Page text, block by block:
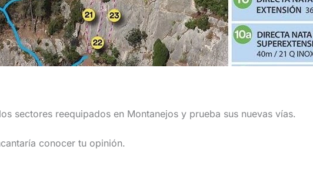
sectores reequipados en Montanejos y prueba sus nuevas vías.
conocer tu opinión.